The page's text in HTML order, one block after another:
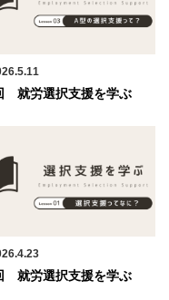
就労選択支援を学ぶ
就労選択支援を学ぶ